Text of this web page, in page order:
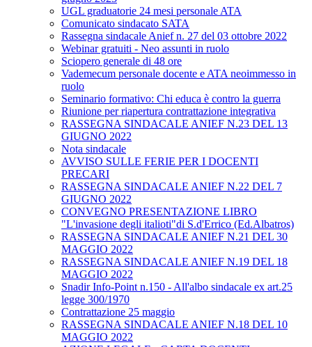
UGL graduatorie 24 mesi personale ATA
Comunicato sindacato SATA
Rassegna sindacale Anief n. 27 del 03 ottobre 2022
Webinar gratuiti - Neo assunti in ruolo
Sciopero generale di 48 ore
Vademecum personale docente e ATA neoimmesso in
ruolo
Seminario formativo: Chi educa è contro la guerra
Riunione per riapertura contrattazione integrativa
RASSEGNA SINDACALE ANIEF N.23 DEL 13
GIUGNO 2022
Nota sindacale
AVVISO SULLE FERIE PER I DOCENTI
PRECARI
RASSEGNA SINDACALE ANIEF N.22 DEL 7
GIUGNO 2022
CONVEGNO PRESENTAZIONE LIBRO
"L'invasione degli italioti"di S.d'Errico (Ed.Albatros)
RASSEGNA SINDACALE ANIEF N.21 DEL 30
MAGGIO 2022
RASSEGNA SINDACALE ANIEF N.19 DEL 18
MAGGIO 2022
Snadir Info-Point n.150 - All'albo sindacale ex art.25
legge 300/1970
Contrattazione 25 maggio
RASSEGNA SINDACALE ANIEF N.18 DEL 10
MAGGIO 2022